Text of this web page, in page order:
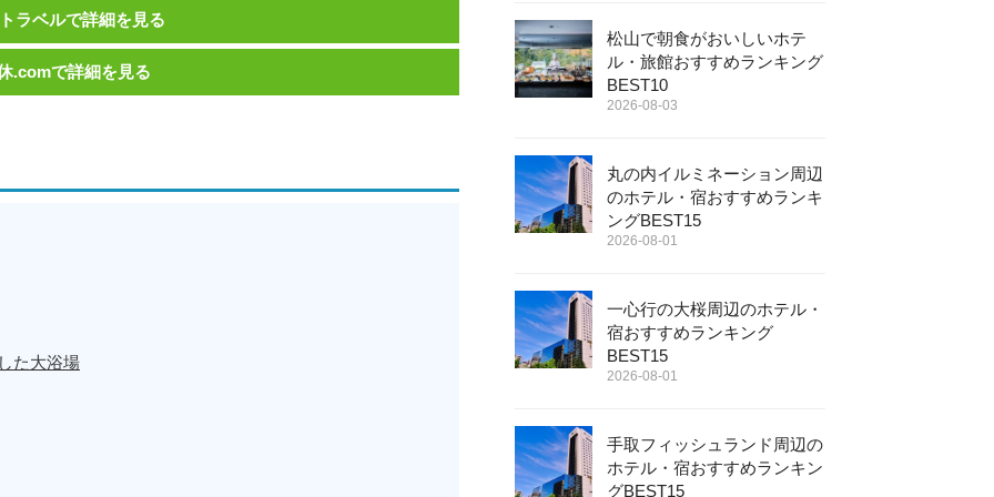
ラベルで詳細を見る
.comで詳細を見る
た大浴場
松山で朝食がおいしいホテ
ル・旅館おすすめランキング
BEST10
2026-08-03
丸の内イルミネーション周辺
のホテル・宿おすすめランキ
ングBEST15
2026-08-01
一心行の大桜周辺のホテル・
宿おすすめランキング
BEST15
2026-08-01
手取フィッシュランド周辺の
ホテル・宿おすすめランキン
グBEST15